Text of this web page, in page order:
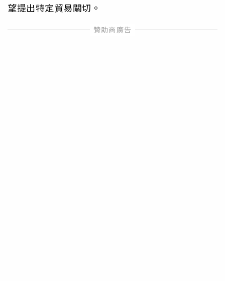
望提出特定貿易關切。